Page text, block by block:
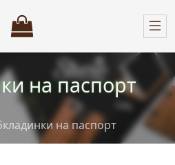
на паспорт
на паспорт